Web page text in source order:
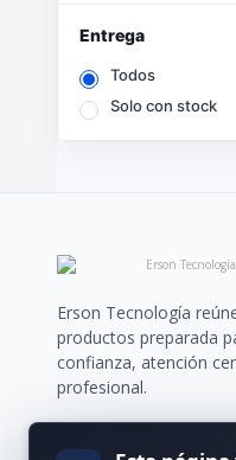
Entrega
Todos
Solo con stock
Erson Tecnología
productos preparada
confianza, atención
profesional.